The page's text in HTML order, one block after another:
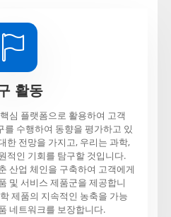

활동
심 플랫폼으로 활용하여 고객
수행하여 동향을 평가하고 있
한 전망을 가지고, 우리는 과학,
적인 기회를 탐구할 것입니다.
산업 체인을 구축하여 고객에게
및 서비스 제품군을 제공합니
제품의 지속적인 농축을 가능
네트워크를 보장합니다.